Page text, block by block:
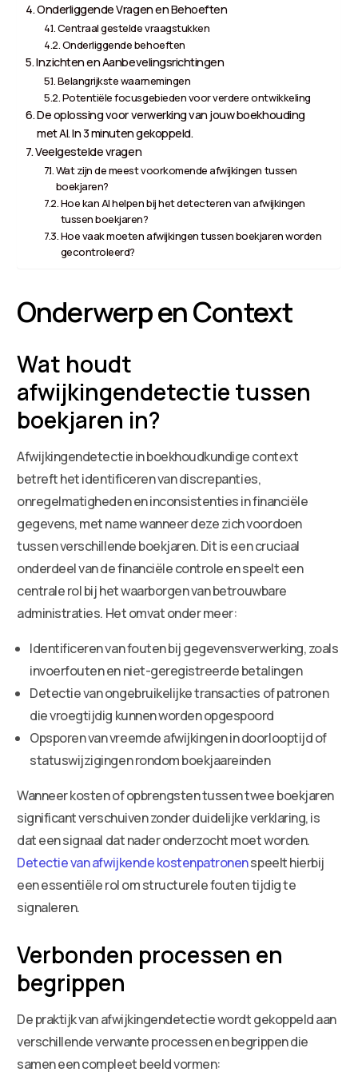
Onderliggende Vragen en Behoeften
Centraal gestelde vraagstukken
Onderliggende behoeften
Inzichten en Aanbevelingsrichtingen
Belangrijkste waarnemingen
Potentiële focusgebieden voor verdere ontwikkeling
De oplossing voor verwerking van jouw boekhouding
met AI. In 3 minuten gekoppeld.
Veelgestelde vragen
Wat zijn de meest voorkomende afwijkingen tussen
boekjaren?
Hoe kan AI helpen bij het detecteren van afwijkingen
tussen boekjaren?
Hoe vaak moeten afwijkingen tussen boekjaren worden
gecontroleerd?
Onderwerp en Context
Wat houdt
afwijkingendetectie tussen
boekjaren in?
Afwijkingendetectie in boekhoudkundige context
betreft het identificeren van discrepanties,
onregelmatigheden en inconsistenties in financiële
gegevens, met name wanneer deze zich voordoen
tussen verschillende boekjaren. Dit is een cruciaal
onderdeel van de financiële controle en speelt een
centrale rol bij het waarborgen van betrouwbare
administraties. Het omvat onder meer:
Identificeren van fouten bij gegevensverwerking, zoals
invoerfouten en niet-geregistreerde betalingen
Detectie van ongebruikelijke transacties of patronen
die vroegtijdig kunnen worden opgespoord
Opsporen van vreemde afwijkingen in doorlooptijd of
statuswijzigingen rondom boekjaareinden
Wanneer kosten of opbrengsten tussen twee boekjaren
significant verschuiven zonder duidelijke verklaring, is
dat een signaal dat nader onderzocht moet worden.
Detectie van afwijkende kostenpatronenspeelt hierbij
een essentiële rol om structurele fouten tijdig te
signaleren.
Verbonden processen en
begrippen
De praktijk van afwijkingendetectie wordt gekoppeld aan
verschillende verwante processen en begrippen die
samen een compleet beeld vormen: